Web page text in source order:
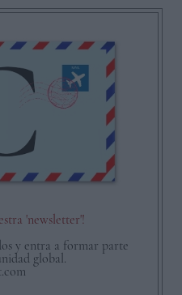
'newsletter'!
y entra a formar parte
global.